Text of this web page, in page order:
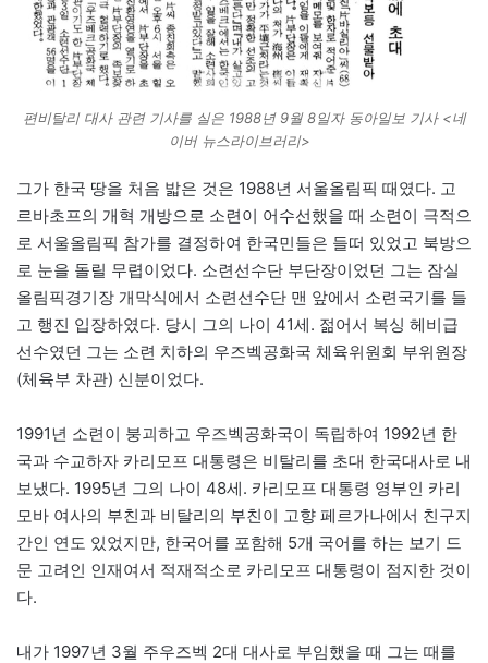
편비탈리 대사 관련 기사를 실은 1988년 9월 8일자 동아일보 기사 <네
이버 뉴스라이브러리>
그가 한국 땅을 처음 밟은 것은 1988년 서울올림픽 때였다. 고
르바초프의 개혁 개방으로 소련이 어수선했을 때 소련이 극적으
로 서울올림픽 참가를 결정하여 한국민들은 들떠 있었고 북방으
로 눈을 돌릴 무렵이었다. 소련선수단 부단장이었던 그는 잠실
올림픽경기장 개막식에서 소련선수단 맨 앞에서 소련국기를 들
고 행진 입장하였다. 당시 그의 나이 41세. 젊어서 복싱 헤비급
선수였던 그는 소련 치하의 우즈벡공화국 체육위원회 부위원장
(체육부 차관) 신분이었다.
1991년 소련이 붕괴하고 우즈벡공화국이 독립하여 1992년 한
국과 수교하자 카리모프 대통령은 비탈리를 초대 한국대사로 내
보냈다. 1995년 그의 나이 48세. 카리모프 대통령 영부인 카리
모바 여사의 부친과 비탈리의 부친이 고향 페르가나에서 친구지
간인 연도 있었지만, 한국어를 포함해 5개 국어를 하는 보기 드
문 고려인 인재여서 적재적소로 카리모프 대통령이 점지한 것이
다.
내가 1997년 3월 주우즈벡 2대 대사로 부임했을 때 그는 때를